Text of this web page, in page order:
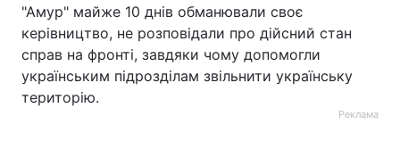
"Амур" майже 10 днів обманювали своє
керівництво, не розповідали про дійсний стан
справ на фронті, завдяки чому допомогли
українським підрозділам звільнити українську
територію.
Реклама